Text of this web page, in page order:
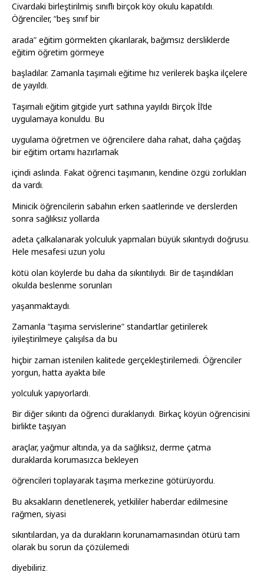
Civardaki birleştirilmiş sınıflı birçok köy okulu kapatıldı.
Öğrenciler, “beş sınıf bir
arada” eğitim görmekten çıkarılarak, bağımsız dersliklerde
eğitim öğretim görmeye
başladılar. Zamanla taşımalı eğitime hız verilerek başka ilçelere
de yayıldı.
Taşımalı eğitim gitgide yurt sathına yayıldı Birçok İl’de
uygulamaya konuldu. Bu
uygulama öğretmen ve öğrencilere daha rahat, daha çağdaş
bir eğitim ortamı hazırlamak
içindi aslında. Fakat öğrenci taşımanın, kendine özgü zorlukları
da vardı.
Minicik öğrencilerin sabahın erken saatlerinde ve derslerden
sonra sağlıksız yollarda
adeta çalkalanarak yolculuk yapmaları büyük sıkıntıydı doğrusu.
Hele mesafesi uzun yolu
kötü olan köylerde bu daha da sıkıntılıydı. Bir de taşındıkları
okulda beslenme sorunları
yaşanmaktaydı.
Zamanla “taşıma servislerine” standartlar getirilerek
iyileştirilmeye çalışılsa da bu
hiçbir zaman istenilen kalitede gerçekleştirilemedi. Öğrenciler
yorgun, hatta ayakta bile
yolculuk yapıyorlardı.
Bir diğer sıkıntı da öğrenci duraklarıydı. Birkaç köyün öğrencisini
birlikte taşıyan
araçlar, yağmur altında, ya da sağlıksız, derme çatma
duraklarda korumasızca bekleyen
öğrencileri toplayarak taşıma merkezine götürüyordu.
Bu aksakların denetlenerek, yetkililer haberdar edilmesine
rağmen, siyasi
sıkıntılardan, ya da durakların korunamamasından ötürü tam
olarak bu sorun da çözülemedi
diyebiliriz.